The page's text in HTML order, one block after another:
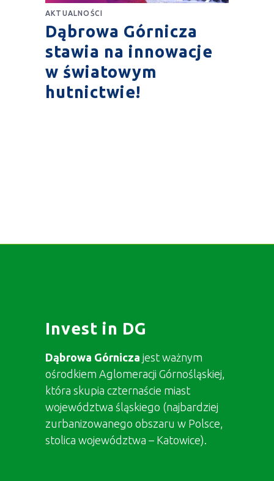
AKTUALNOŚCI
Dąbrowa Górnicza
stawia na innowacje
w światowym
hutnictwie!
Invest in DG
Dąbrowa Górnicza jest ważnym
ośrodkiem Aglomeracji Górnośląskiej,
która skupia czternaście miast
województwa śląskiego (najbardziej
zurbanizowanego obszaru w Polsce,
stolica województwa – Katowice).